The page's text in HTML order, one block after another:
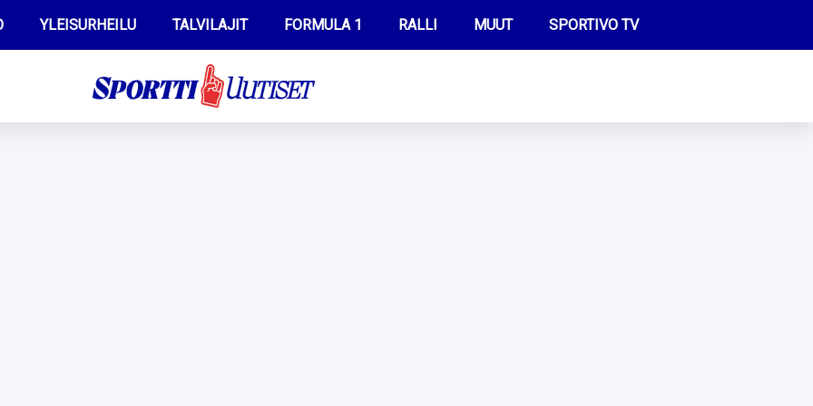
YLEISURHEILU TALVILAJIT FORMULA 1 RALLI MUUT SPORTIVO TV